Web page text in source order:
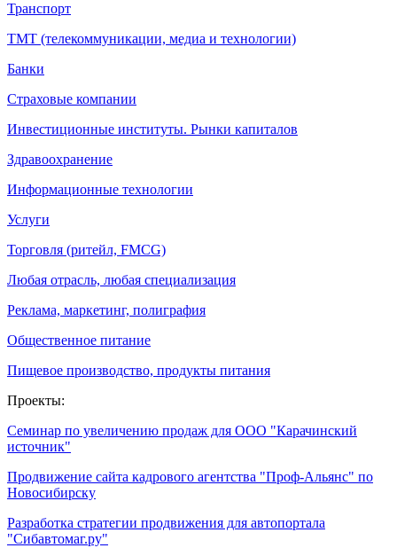
Транспорт
ТМТ (телекоммуникации, медиа и технологии)
Банки
Страховые компании
Инвестиционные институты. Рынки капиталов
Здравоохранение
Информационные технологии
Услуги
Торговля (ритейл, FMCG)
Любая отрасль, любая специализация
Реклама, маркетинг, полиграфия
Общественное питание
Пищевое производство, продукты питания
Проекты:
Семинар по увеличению продаж для ООО "Карачинский
источник"
Продвижение сайта кадрового агентства "Проф-Альянс" по
Новосибирску
Разработка стратегии продвижения для автопортала
"Сибавтомаг.ру"